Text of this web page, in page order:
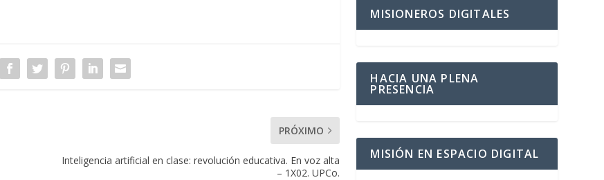
PRÓXIMO
Inteligencia artificial en clase: revolución educativa. En voz alta
– 1X02. UPCo.
MISIONEROS DIGITALES
HACIA UNA PLENA
PRESENCIA
MISIÓN EN ESPACIO DIGITAL